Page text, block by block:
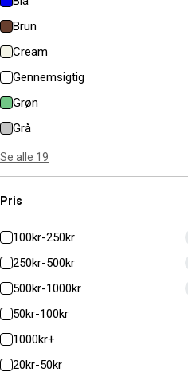
Brun
Cream
Gennemsigtig
Grøn
Grå
Se alle 19
Pris
100kr-250kr
250kr-500kr
500kr-1000kr
50kr-100kr
1000kr+
20kr-50kr